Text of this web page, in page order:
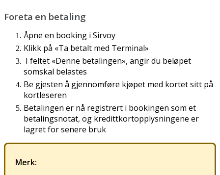
Foreta en betaling
Åpne en booking i Sirvoy
Klikk på «Ta betalt med Terminal»
I feltet «Denne betalingen», angirdu beløpet
somskal belastes
Be gjesten å gjennomføre kjøpet med kortetsitt på
kortleseren
Betalingen er nå registrert i bookingen som et
betalingsnotat, og kredittkortopplysningene er
lagretforsenere bruk
Merk: